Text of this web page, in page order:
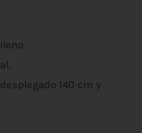
140 cm y